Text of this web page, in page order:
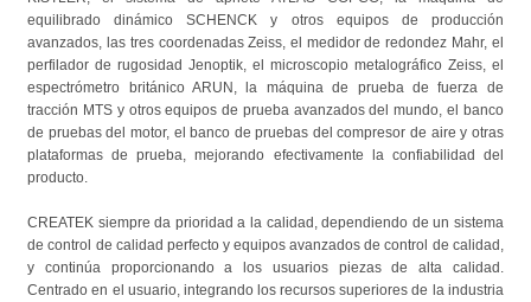
equilibrado dinámico SCHENCK y otros equipos de producción
avanzados, las tres coordenadas Zeiss, el medidor de redondez Mahr, el
perfilador de rugosidad Jenoptik, el microscopio metalográfico Zeiss, el
espectrómetro británico ARUN, la máquina de prueba de fuerza de
tracción MTS y otros equipos de prueba avanzados del mundo, el banco
de pruebas del motor, el banco de pruebas del compresor de aire y otras
plataformas de prueba, mejorando efectivamente la confiabilidad del
producto.
CREATEK siempre da prioridad a la calidad, dependiendo de un sistema
de control de calidad perfecto y equipos avanzados de control de calidad,
y continúa proporcionando a los usuarios piezas de alta calidad.
Centrado en el usuario, integrando los recursos superiores de la industria